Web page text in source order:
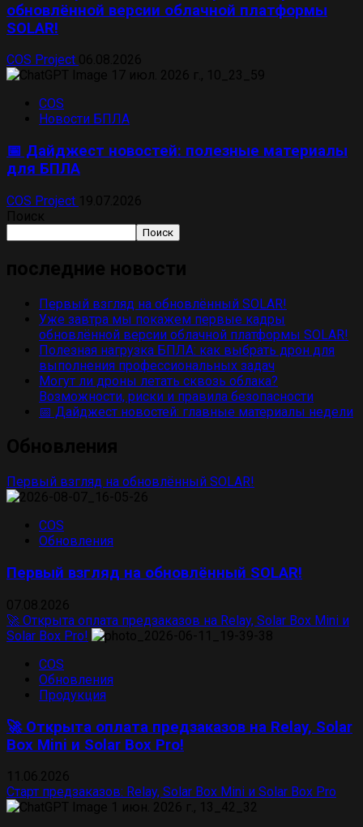
обновлённой версии облачной платформы
SOLAR!
COS Project
COS
Новости БПЛА
📅 Дайджест новостей: полезные материалы
для БПЛА
COS Project
Поиск
Первый взгляд на обновлённый SOLAR!
Уже завтра мы покажем первые кадры
обновлённой версии облачной платформы SOLAR!
Полезная нагрузка БПЛА: как выбрать дрон для
выполнения профессиональных задач
Могут ли дроны летать сквозь облака?
Возможности, риски и правила безопасности
📅 Дайджест новостей: главные материалы недели
Первый взгляд на обновлённый SOLAR!
COS
Обновления
Первый взгляд на обновлённый SOLAR!
🚀 Открыта оплата предзаказов на Relay, Solar Box Mini и
Solar Box Pro!
COS
Обновления
Продукция
🚀 Открыта оплата предзаказов на Relay, Solar
Box Mini и Solar Box Pro!
Старт предзаказов: Relay, Solar Box Mini и Solar Box Pro